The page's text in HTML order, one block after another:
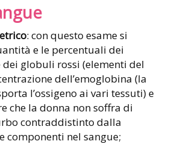
: con questo esame si
e le percentuali dei
globuli rossi (elementi del
dell’emoglobina (la
l’ossigeno ai vari tessuti) e
che la donna non soffra di
contraddistinto dalla
componenti nel sangue;